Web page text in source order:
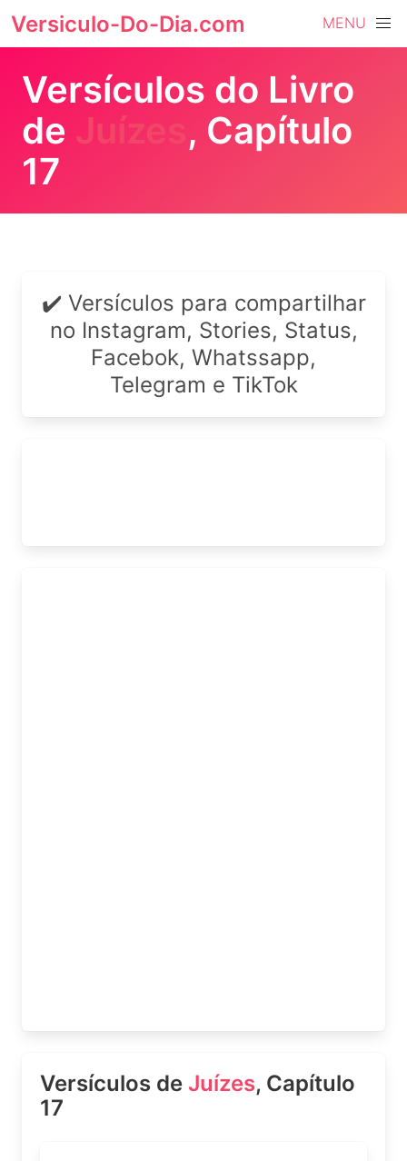
Versiculo-Do-Dia.com MENU
Versículos do Livro
de Juízes, Capítulo
17
✔️ Versículos para compartilhar
no Instagram, Stories, Status,
Facebok, Whatssapp,
Telegram e TikTok
Versículos de Juízes, Capítulo
17